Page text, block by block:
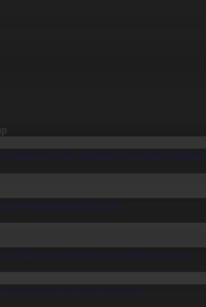
қаралу үшін терапевт жолдамасы қажет
зерттеп жүр
2026» халықаралық турнирі басталды
тізімі бекітілді